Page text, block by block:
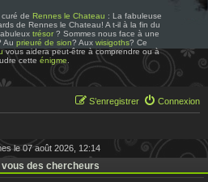
curé de Rennes le Chateau : La fabuleuse
de Rennes le Chateau! A t-il à la fin du
trésor? Sommes nous face à une
Au prieuré de sion? Aux wisigoths? Ce
vous aidera peut-être à comprendre ou à
cetteénigme
Connexion
S’enregistrer
le 07 août 2026, 12:14
vous des chercheurs